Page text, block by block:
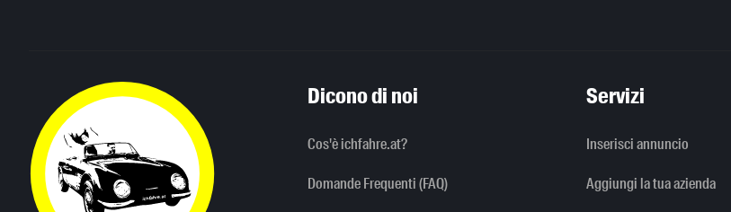
Dicono di noi
Cos'è ichfahre.at?
Domande Frequenti (FAQ)
Servizi
Inserisci annuncio
Aggiungi la tua azienda